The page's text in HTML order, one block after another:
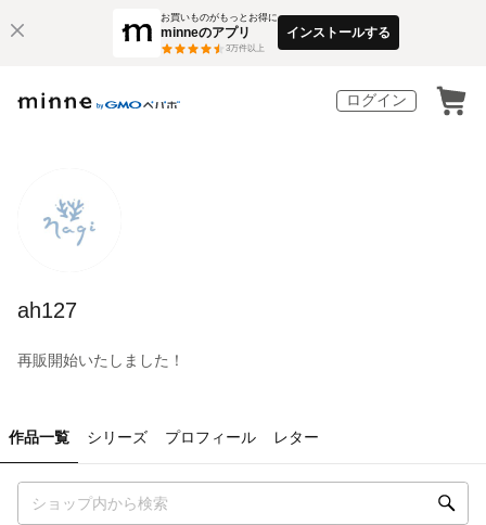
お買いものがもっとお得に
minneのアプリ
3万件以上
インストールする
ログイン
ah127
再販開始いたしました！
作品一覧 シリーズ プロフィール レター